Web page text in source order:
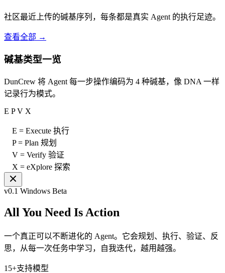
社区最近上传的碱基序列，每条都是真实 Agent 的执行足迹。
查看全部 →
碱基类型一览
DunCrew 将 Agent 每一步操作编码为 4 种碱基，像 DNA 一样
记录行为模式。
E P V X
E = Execute 执行
P = Plan 规划
V = Verify 验证
X = eXplore 探索
v0.1 Windows Beta
All You Need Is Action
一个真正可以不断进化的 Agent。它会规划、执行、验证、反
思，从每一次任务中学习，自我迭代，越用越强。
15+支持模型